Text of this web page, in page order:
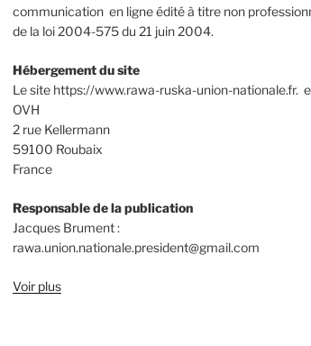
communication en ligne édité à titre non
de la loi 2004-575 du 21 juin 2004.
Hébergement du site
Le site https://www.rawa-ruska-union-nationale.fr.
OVH
2 rue Kellermann
59100 Roubaix
France
Responsable de la publication
Jacques Brument :
rawa.union.nationale.president@gmail.com
Voir plus